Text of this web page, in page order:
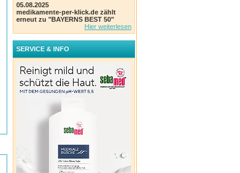
05.08.2025
medikamente-per-klick.de zählt
erneut zu "BAYERNS BEST 50"
Hier weiterlesen
SERVICE & INFO